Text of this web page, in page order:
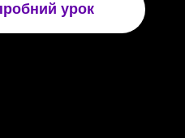
урок